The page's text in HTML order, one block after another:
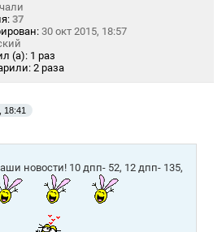
37
30 окт 2015, 18:57
(а): 1 раз
2 раза
18:41
новости! 10 дпп- 52, 12 дпп- 135,